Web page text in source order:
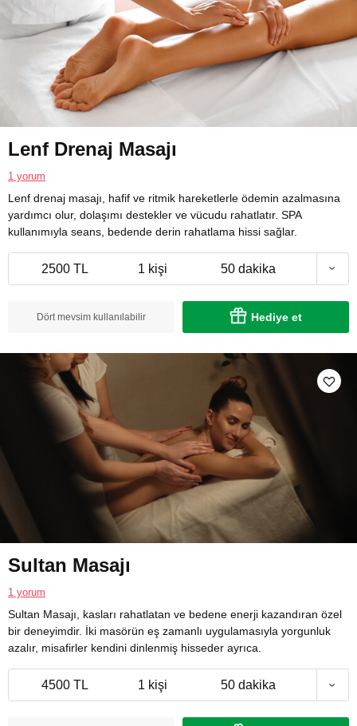
Lenf Drenaj Masajı
1 yorum
Lenf drenaj masajı, hafif ve ritmik hareketlerle ödemin azalmasına
yardımcı olur, dolaşımı destekler ve vücudu rahatlatır. SPA
kullanımıyla seans, bedende derin rahatlama hissi sağlar.
2500 TL 1 kişi 50 dakika
Dört mevsim kullanılabilir Hediye et
Sultan Masajı
1 yorum
Sultan Masajı, kasları rahatlatan ve bedene enerji kazandıran özel
bir deneyimdir. İki masörün eş zamanlı uygulamasıyla yorgunluk
azalır, misafirler kendini dinlenmiş hisseder ayrıca.
4500 TL 1 kişi 50 dakika